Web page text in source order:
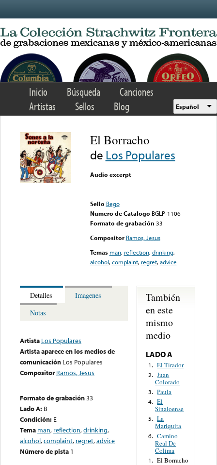
Inicio Búsqueda
Canciones
Artistas
Sellos Blog Español
El Borracho
de Los Populares
Audio excerpt
Sello Bego
Numero de Catalogo BGLP-1106
Formato de grabación 33
Compositor Ramos, Jesus
Temas man, reflection,drinking,
alcohol,complaint, regret,advice
Detalles
Imagenes
Notas
Artista Los Populares
Artista aparece en los medios de
comunicación Los Populares
Compositor Ramos, Jesus
Formato de grabación33
Lado A: B
Condición: E
Tema man, reflection,drinking,
alcohol,complaint, regret,advice
Número de pista 1
También
en este
mismo
medio
LADO A
1. El Tirador
2. Juan
Colorado
3. Paula
4. El
Sinaloense
5. La
Mariquita
6. Camino
Real De
Colima
1. El Borracho